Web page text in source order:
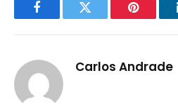
FacebookTwitter Pinterest
Carlos Andrade